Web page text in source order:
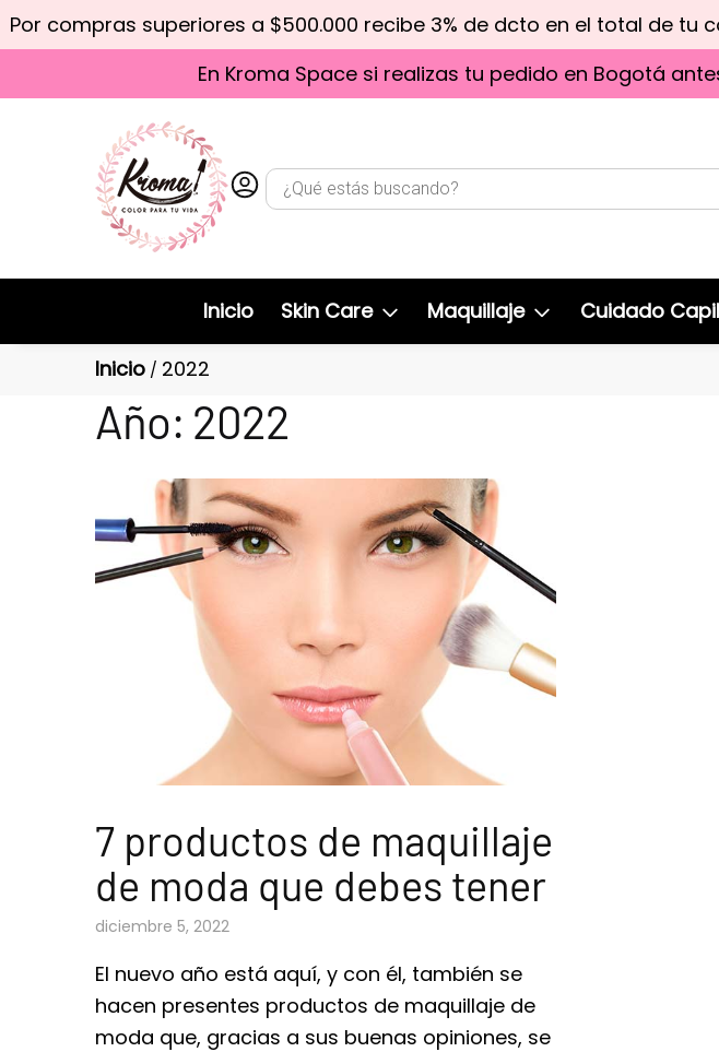
Por compras superiores a $500.000 recibe 3% de dcto en el total de
En Kroma Space si realizas tu pedido en Bogotá
Inicio Skin Care Maquillaje Cuidado
Inicio / 2022
Año: 2022
7 productos de maquillaje
de moda que debes tener
diciembre 5, 2022
El nuevo año está aquí, y con él, también se
hacen presentes productos de maquillaje de
moda que, gracias a sus buenas opiniones, se